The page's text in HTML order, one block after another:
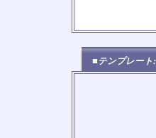
■テンプレート: